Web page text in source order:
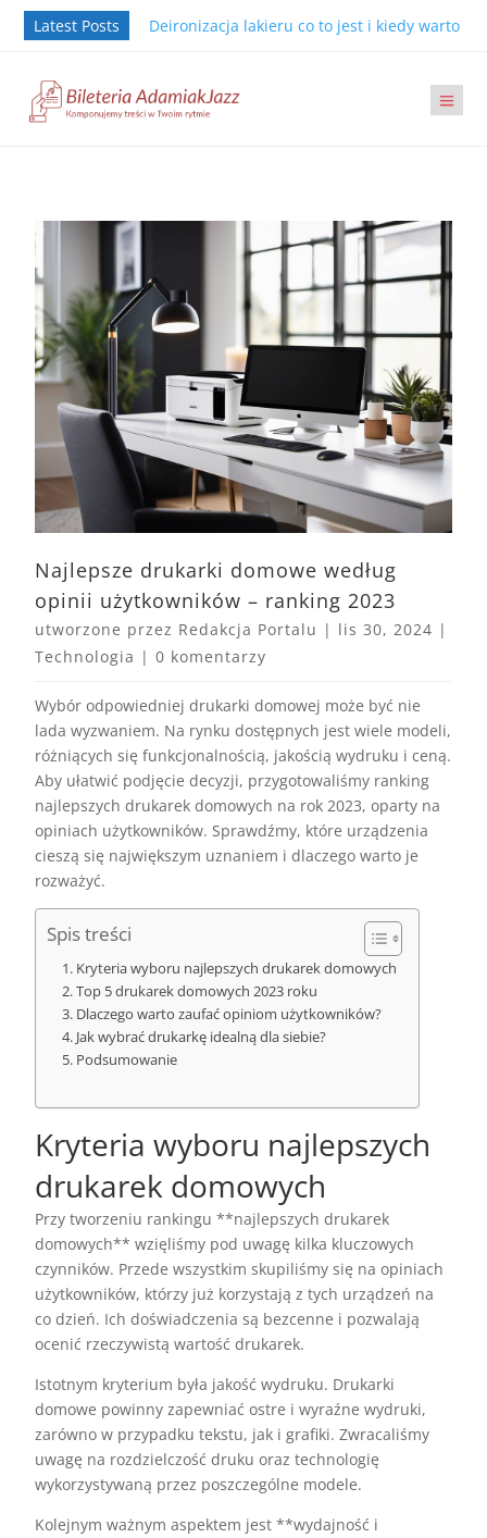
Latest Posts Deironizacja lakieru co to jest i kiedy warto ją
Najlepsze drukarki domowe według
opinii użytkowników – ranking 2023
utworzone przez Redakcja Portalu | lis 30, 2024 |
Technologia |0 komentarzy
Wybór odpowiedniej drukarki domowej może być nie
lada wyzwaniem. Na rynku dostępnych jest wiele modeli,
różniących się funkcjonalnością, jakością wydruku i ceną.
Aby ułatwić podjęcie decyzji, przygotowaliśmy ranking
najlepszych drukarek domowych na rok 2023, oparty na
opiniach użytkowników. Sprawdźmy, które urządzenia
cieszą się największym uznaniem i dlaczego warto je
rozważyć.
Spis treści
Kryteria wyboru najlepszych drukarek domowych
Top 5 drukarek domowych 2023 roku
Dlaczego warto zaufać opiniom użytkowników?
Jak wybrać drukarkę idealną dla siebie?
Podsumowanie
Kryteria wyboru najlepszych
drukarek domowych
Przy tworzeniu rankingu **najlepszych drukarek
domowych** wzięliśmy pod uwagę kilka kluczowych
czynników. Przede wszystkim skupiliśmy się na opiniach
użytkowników, którzy już korzystają z tych urządzeń na
co dzień. Ich doświadczenia są bezcenne i pozwalają
ocenić rzeczywistą wartość drukarek.
Istotnym kryterium była jakość wydruku. Drukarki
domowe powinny zapewniać ostre i wyraźne wydruki,
zarówno w przypadku tekstu, jak i grafiki. Zwracaliśmy
uwagę na rozdzielczość druku oraz technologię
wykorzystywaną przez poszczególne modele.
Kolejnym ważnym aspektem jest **wydajność i